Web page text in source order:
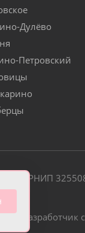
Дулёво
Петровский
ОГРНИП
Разработчик